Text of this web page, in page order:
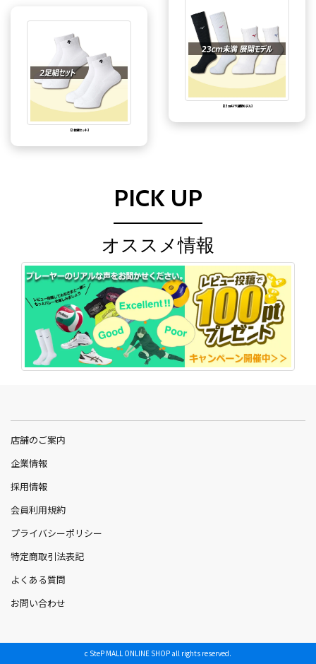
【2枚組セット】
【23cm以下展開モデル】
PICK UP
オススメ情報
店舗のご案内
企業情報
採用情報
会員利用規約
プライバシーポリシー
特定商取引法表記
よくある質問
お問い合わせ
c SteP MALL ONLINE SHOP all rights reserved.